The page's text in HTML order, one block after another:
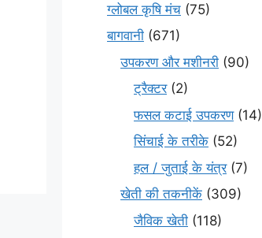
ग्लोबल कृषि मंच (75)
बागवानी (671)
उपकरण और मशीनरी (90)
ट्रैक्टर(2)
फसल कटाई उपकरण(14)
सिंचाई के तरीके (52)
हल / जुताई के यंत्र(7)
खेती की तकनीकें (309)
जैविक खेती (118)